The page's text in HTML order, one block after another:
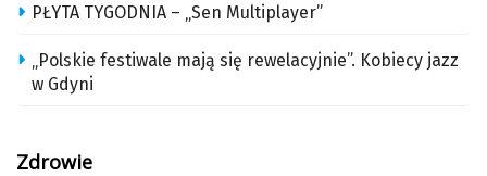
PŁYTA TYGODNIA – „Sen Multiplayer”
„Polskie festiwale mają się rewelacyjnie”. Kobiecy jazz
w Gdyni
Zdrowie